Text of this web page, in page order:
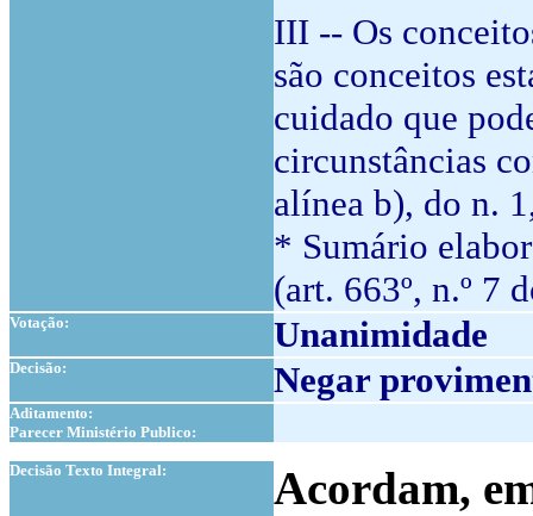
III -- Os
são conceitos
cuidado que
circunstâncias
alínea b), do n.
* Sumário
(art. 663º, n.º 7
Votação: Unanimidade
Decisão: Negar
Aditamento:
Parecer Ministério Publico:
Decisão Texto Integral:
Acordam,